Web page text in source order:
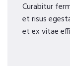
Curabitur
et risus
et ex vitae